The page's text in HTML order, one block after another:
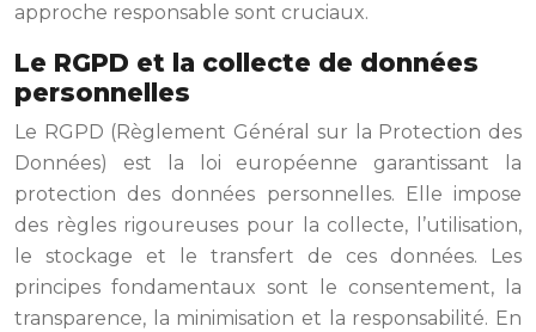
approche responsable sont cruciaux.
Le RGPD et la collecte de données
personnelles
Le RGPD (Règlement Général sur la Protection des
Données) est la loi européenne garantissant la
protection des données personnelles. Elle impose
des règles rigoureuses pour la collecte, l’utilisation,
le stockage et le transfert de ces données. Les
principes fondamentaux sont le consentement, la
transparence, la minimisation et la responsabilité. En